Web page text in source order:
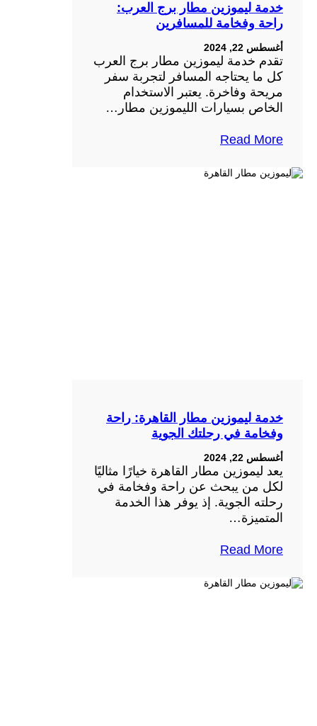
خدمة ليموزين مطار برج العرب:
راحة وفخامة للمسافرين
أغسطس 22, 2024
تقدم خدمة ليموزين مطار برج العرب
كل ما يحتاجه المسافر لتجربة سفر
مريحة وفاخرة. يعتبر الاستخدام
الخاص بسيارات الليموزين مطار…
Read More
خدمة ليموزين مطار القاهرة: راحة
وفخامة في رحلتك الجوية
أغسطس 22, 2024
يعد ليموزين مطار القاهرة خيارًا مثاليًا
لكل من يبحث عن راحة وفخامة في
رحلته الجوية. إذ يوفر هذا الخدمة
المتميزة…
Read More